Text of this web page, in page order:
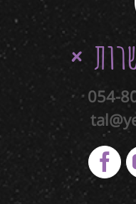
054-